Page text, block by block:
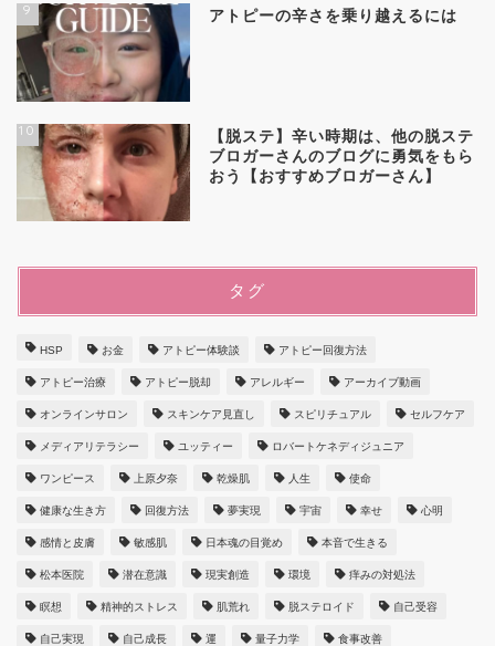
9 アトピーの辛さを乗り越えるには
10
【脱ステ】辛い時期は、他の脱ステ
ブロガーさんのブログに勇気をもら
おう【おすすめブロガーさん】
タグ
HSP お金 アトピー体験談 アトピー回復方法
アトピー治療 アトピー脱却 アレルギー アーカイブ動画
オンラインサロン スキンケア見直し スピリチュアル セルフケア
メディアリテラシー ユッティー ロバートケネディジュニア
ワンピース 上原夕奈 乾燥肌 人生 使命
健康な生き方 回復方法 夢実現 宇宙 幸せ 心明
感情と皮膚 敏感肌 日本魂の目覚め 本音で生きる
松本医院 潜在意識 現実創造 環境 痒みの対処法
瞑想 精神的ストレス 肌荒れ 脱ステロイド 自己受容
自己実現 自己成長 運 量子力学 食事改善